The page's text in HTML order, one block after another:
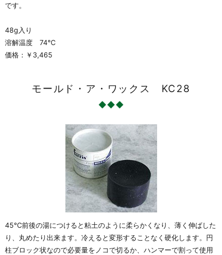
です。
48g入り
溶解温度 74℃
価格：￥3,465
モールド・ア・ワックス KC28
45℃前後の湯につけると粘土のように柔らかくなり、薄く伸ばした
り、丸めたり出来ます。冷えると変形することなく硬化します。円
柱ブロック状なので必要量をノコで切るか、ハンマーで割って使用